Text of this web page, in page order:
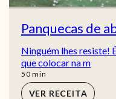
Panquecas de
Ninguém lhes resiste!
que colocar na m
50min
min
VER RECEITA